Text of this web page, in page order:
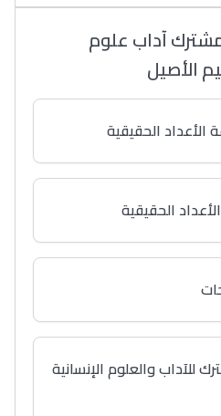
آداب علوم
الأصيل
الحقيقية
الحقيقية
للآداب والعلوم الإنسانية